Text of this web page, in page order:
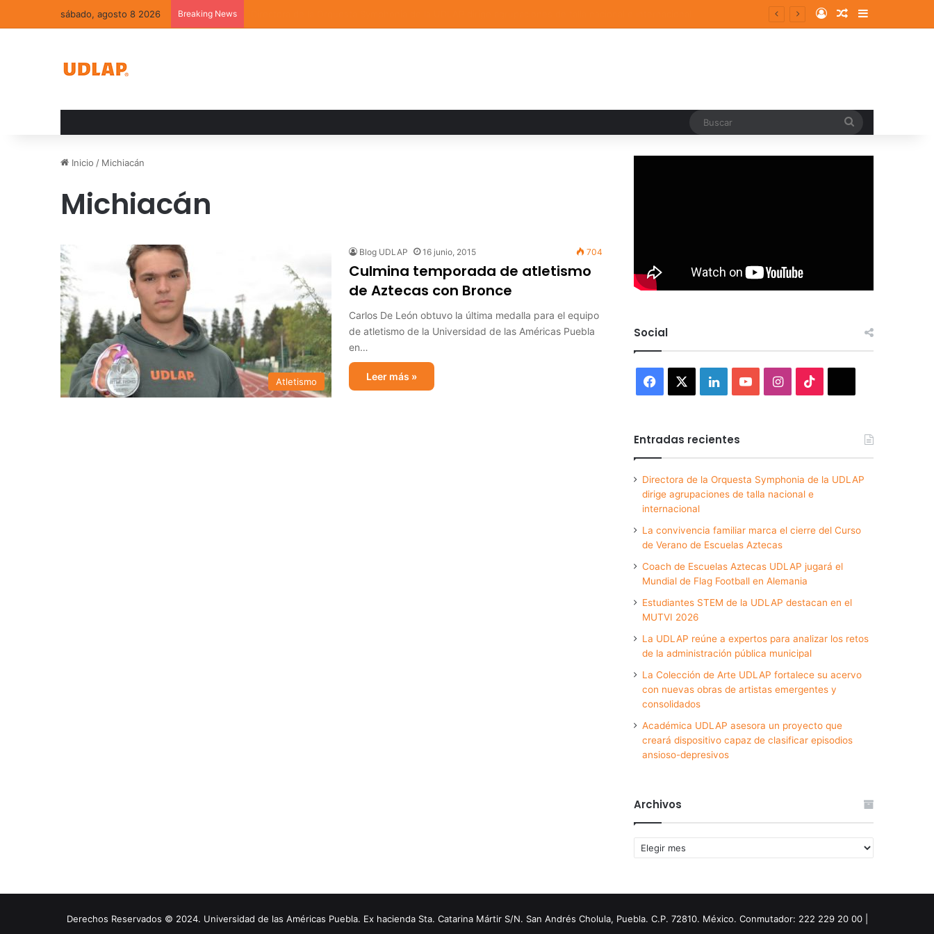
sábado, agosto 8 2026 Breaking News Log InRandom Article
Sidebar
Inicio / Michiacán
Michiacán
Atletismo
Blog UDLAP 16 junio, 2015 704
Culmina temporada de atletismo
de Aztecas con Bronce
Carlos De León obtuvo la última medalla para el equipo
de atletismo de la Universidad de las Américas Puebla
en…
Leer más »
Social
Facebook LinkedInYouTubeInstagram
Entradas recientes
Directora de la Orquesta Symphonia de la UDLAP
dirige agrupaciones de talla nacional e
internacional
La convivencia familiar marca el cierre del Curso
de Verano de Escuelas Aztecas
Coach de Escuelas Aztecas UDLAP jugará el
Mundial de Flag Football en Alemania
Estudiantes STEM de la UDLAP destacan en el
MUTVI 2026
La UDLAP reúne a expertos para analizar los retos
de la administración pública municipal
La Colección de Arte UDLAP fortalece su acervo
con nuevas obras de artistas emergentes y
consolidados
Académica UDLAP asesora un proyecto que
creará dispositivo capaz de clasificar episodios
ansioso-depresivos
Archivos
Archivos
Derechos Reservados © 2024. Universidad de las Américas Puebla. Ex hacienda Sta. Catarina Mártir S/N. San Andrés Cholula, Puebla. C.P. 72810. México. Conmutador: 222 229 20 00 |